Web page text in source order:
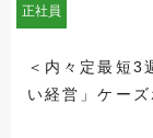
正社員
＜内々定最短3
い経営」ケー